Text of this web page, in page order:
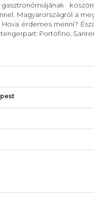
Magyarországról a
érdemes menni?
Portofino,